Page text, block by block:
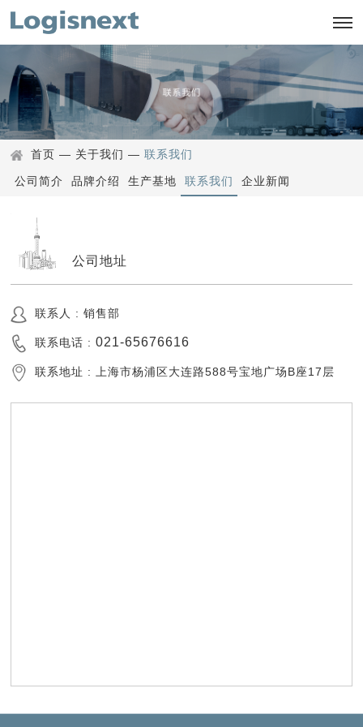
首页 — 关于我们 —联系我们
公司简介 品牌介绍 生产基地 联系我们 企业新闻
公司地址
联系人 : 销售部
联系电话 :021-65676616
联系地址 : 上海市杨浦区大连路588号宝地广场B座17层